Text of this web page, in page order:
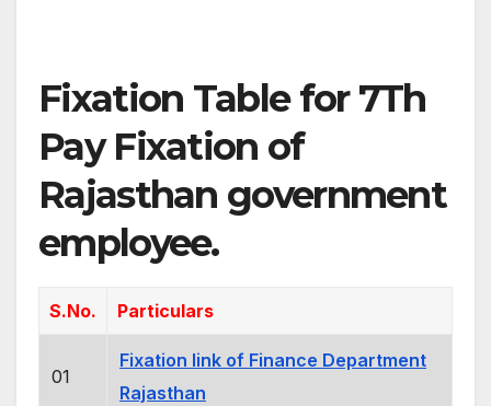
Fixation Table for 7Th
Pay Fixation of
Rajasthan government
employee.
S.No. Particulars
01
Fixation link of Finance Department
Rajasthan